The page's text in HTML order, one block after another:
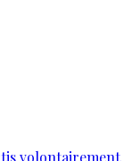
volontairement